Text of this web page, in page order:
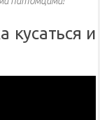
кусаться и